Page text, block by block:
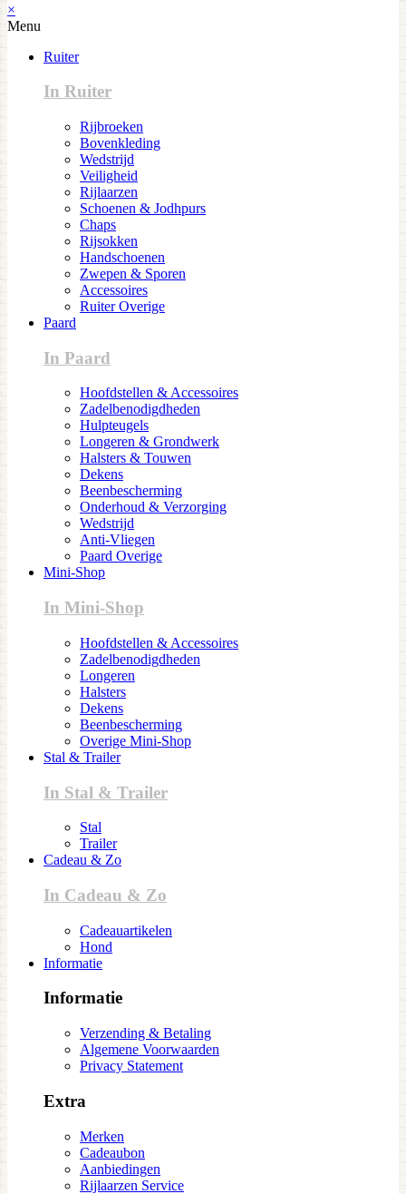
×
Menu
Ruiter
In Ruiter
Rijbroeken
Bovenkleding
Wedstrijd
Veiligheid
Rijlaarzen
Schoenen & Jodhpurs
Chaps
Rijsokken
Handschoenen
Zwepen & Sporen
Accessoires
Ruiter Overige
Paard
In Paard
Hoofdstellen & Accessoires
Zadelbenodigdheden
Hulpteugels
Longeren & Grondwerk
Halsters & Touwen
Dekens
Beenbescherming
Onderhoud & Verzorging
Wedstrijd
Anti-Vliegen
Paard Overige
Mini-Shop
In Mini-Shop
Hoofdstellen & Accessoires
Zadelbenodigdheden
Longeren
Halsters
Dekens
Beenbescherming
Overige Mini-Shop
Stal & Trailer
In Stal & Trailer
Stal
Trailer
Cadeau & Zo
In Cadeau & Zo
Cadeauartikelen
Hond
Informatie
Informatie
Verzending & Betaling
Algemene Voorwaarden
Privacy Statement
Extra
Merken
Cadeaubon
Aanbiedingen
Rijlaarzen Service